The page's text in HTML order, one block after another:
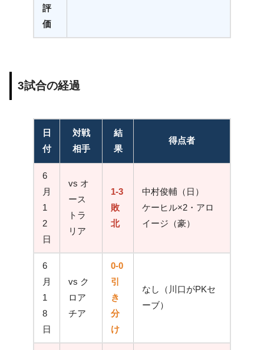
評
価
3試合の経過
日
付
対戦
相手
結
果
得点者
6
月
1
2
日
vs オ
ース
トラ
リア
1-3
敗
北
中村俊輔（日）
ケーヒル×2・アロ
イージ（豪）
6
月
1
8
日
vs ク
ロア
チア
0-0
引
き
分
け
なし（川口がPKセ
ーブ）